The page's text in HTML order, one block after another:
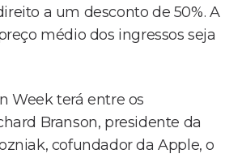
a um desconto de 50%. A
médio dos ingressos seja
Week terá entre os
Branson, presidente da
cofundador da Apple, o